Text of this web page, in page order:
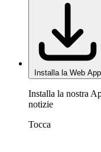
Installa la Web App
Installa la nostra
notizie
Tocca